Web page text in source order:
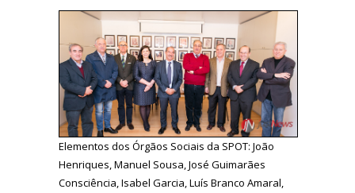
Elementos dos Órgãos Sociais da SPOT: João
Henriques, Manuel Sousa, José Guimarães
Consciência, Isabel Garcia, Luís Branco Amaral,